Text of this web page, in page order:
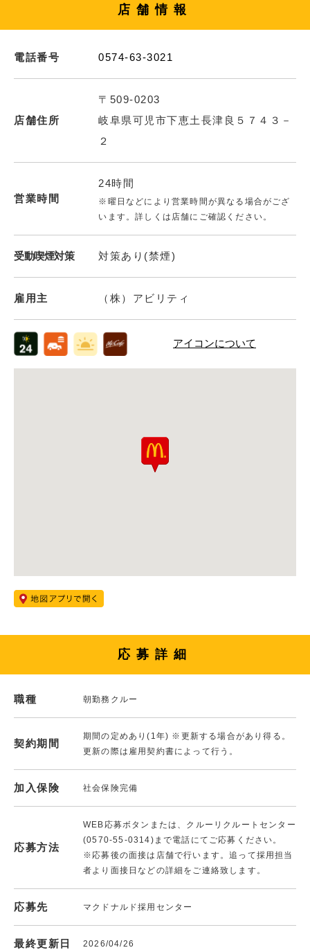
店舗情報
電話番号 0574-63-3021
店舗住所
〒509-0203
岐阜県可児市下恵土長津良５７４３－
２
営業時間
24時間
※曜日などにより営業時間が異なる場合がござ
います。詳しくは店舗にご確認ください。
受動喫煙対策 対策あり(禁煙)
雇用主 （株）アビリティ
アイコンについて
応募詳細
職種 朝勤務クルー
契約期間
期間の定めあり(1年) ※更新する場合があり得る。
更新の際は雇用契約書によって行う。
加入保険 社会保険完備
応募方法
WEB応募ボタンまたは、クルーリクルートセンター
(0570-55-0314)まで電話にてご応募ください。
※応募後の面接は店舗で行います。追って採用担当
者より面接日などの詳細をご連絡致します。
応募先 マクドナルド採用センター
最終更新日 2026/04/26